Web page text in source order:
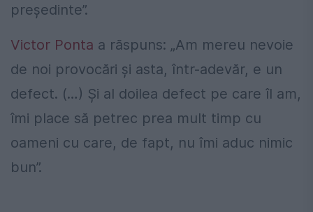
președinte”.
Victor Ponta a răspuns: „Am mereu nevoie
de noi provocări și asta, într-adevăr, e un
defect. (…) Și al doilea defect pe care îl am,
îmi place să petrec prea mult timp cu
oameni cu care, de fapt, nu îmi aduc nimic
bun”.